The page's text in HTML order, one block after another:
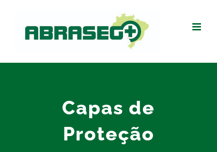
Capas de
Proteção